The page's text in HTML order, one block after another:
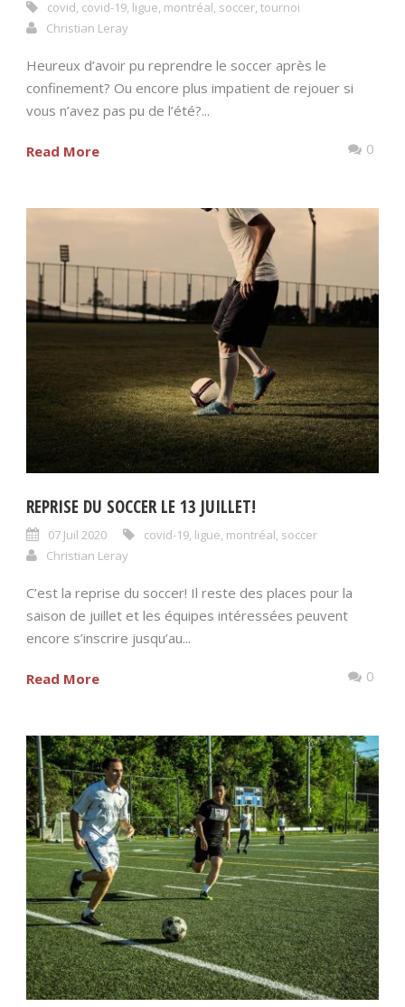
covid, covid-19, ligue, montréal, soccer, tournoi
Christian Leray
Heureux d’avoir pu reprendre le soccer après le
confinement? Ou encore plus impatient de rejouer si
vous n’avez pas pu de l’été?...
Read More 0
REPRISE DU SOCCER LE 13 JUILLET!
07 Juil 2020 covid-19, ligue, montréal, soccer
Christian Leray
C’est la reprise du soccer! Il reste des places pour la
saison de juillet et les équipes intéressées peuvent
encore s’inscrire jusqu’au...
Read More 0